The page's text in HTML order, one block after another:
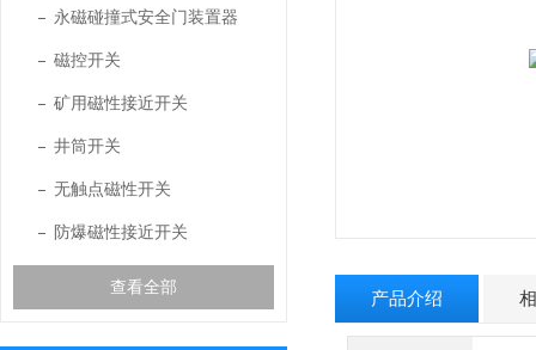
永磁碰撞式安全门装置器
磁控开关
矿用磁性接近开关
井筒开关
无触点磁性开关
防爆磁性接近开关
查看全部
产品介绍